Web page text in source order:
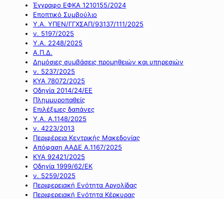
Έγγραφο ΕΦΚΑ 1210155/2024
Εποπτικό Συμβούλιο
Υ.Α. ΥΠΕΝ/ΓΓΧΣΑΠ/93137/111/2025
ν. 5197/2025
Υ.Α. 2248/2025
Α.Π.Δ.
Δημόσιες συμβάσεις προμηθειών και υπηρεσιών
ν. 5237/2025
ΚΥΑ 78072/2025
Οδηγία 2014/24/ΕΕ
Πλημμυροπαθείς
Επιλέξιμες δαπάνες
Υ.Α. Α.1148/2025
ν. 4223/2013
Περιφέρεια Κεντρικής Μακεδονίας
Απόφαση ΑΑΔΕ Α.1167/2025
ΚΥΑ 92421/2025
Οδηγία 1999/62/ΕΚ
ν. 5259/2025
Περιφερειακή Ενότητα Αργολίδας
Περιφερειακή Ενότητα Κέρκυρας